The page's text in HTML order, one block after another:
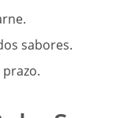
sabores.